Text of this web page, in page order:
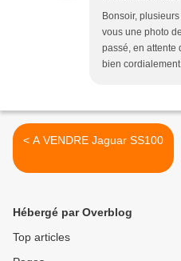
Bonsoir,
vous une photo
passé, en attente
bien
< A VENDRE Jaguar SS100
Hébergé par Overblog
Top articles